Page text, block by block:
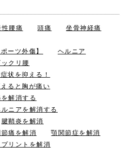
性腰痛 頭痛
坐骨神経痛
ーツ外傷】
ヘルニア
ックリ腰
状を抑える！
ると胸が痛い
解消する
ルニアを解消する
腱鞘炎を解消
節痛を解消
顎関節症を解消
リントを解消